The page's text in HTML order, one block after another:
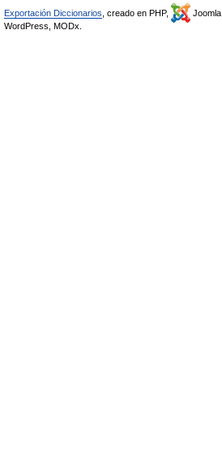
Exportación Diccionarios , creado en PHP, Joomla,
WordPress, MODx.